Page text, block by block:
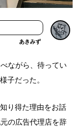
あきみず
ながら、待ってい
子だった。
り得た理由をお話
の広告代理店を辞